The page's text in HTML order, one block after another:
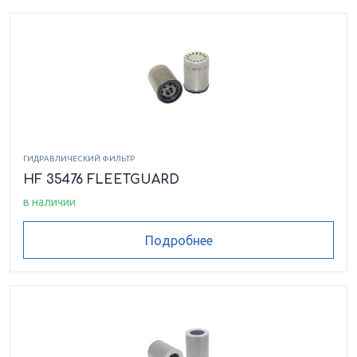
ГИДРАВЛИЧЕСКИЙ ФИЛЬТР
HF 35476 FLEETGUARD
в наличии
Подробнее